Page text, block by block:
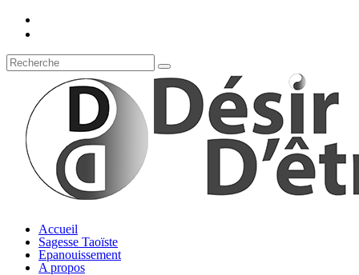
Accueil
Sagesse Taoïste
Epanouissement
A propos